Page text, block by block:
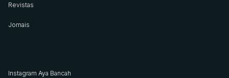
Revistas
Jornais
Instagram Aya Bancah